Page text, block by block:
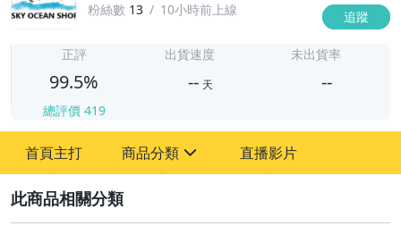
粉絲數 13 10小時前上線 追蹤
正評
99.5%
總評價 419
出貨速度
-- 天
未出貨率
--
首頁主打 商品分類
偶像、球員卡與郵幣
直播影片